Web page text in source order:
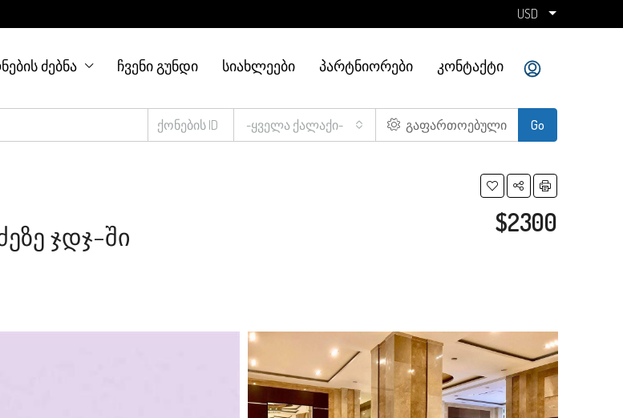
USD
ᲫᲔᲑᲜᲐ ᲩᲕᲔᲜᲘ ᲒᲣᲜᲓᲘ ᲡᲘᲐᲮᲚᲔᲔᲑᲘ ᲞᲐᲠᲢᲜᲘᲝᲠᲔᲑᲘ ᲙᲝᲜᲢᲐᲥᲢᲘ
-ყველა ქალაქი- გაფართოებული Go
Ჯდჯ-Ში $2300